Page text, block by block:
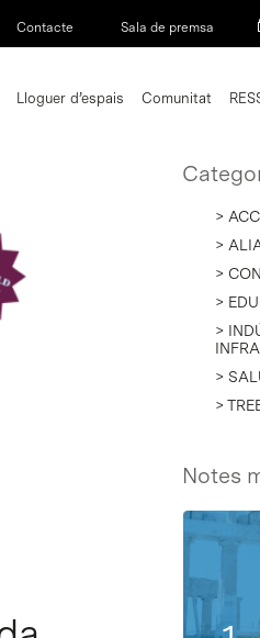
Contacte Sala de premsa
Lloguer d’espais Comunitat
>
>
>
>
>
>
>
Notes